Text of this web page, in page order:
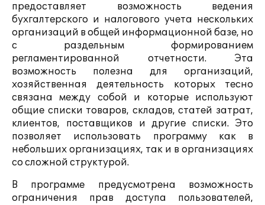
предоставляет возможность ведения
бухгалтерского и налогового учета нескольких
организаций в общей информационной базе, но
с раздельным формированием
регламентированной отчетности. Эта
возможность полезна для организаций,
хозяйственная деятельность которых тесно
связана между собой и которые используют
общие списки товаров, складов, статей затрат,
клиентов, поставщиков и другие списки. Это
позволяет использовать программу как в
небольших организациях, так и в организациях
со сложной структурой.
В программе предусмотрена возможность
ограничения прав доступа пользователей,